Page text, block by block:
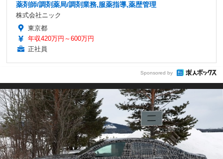
薬剤師/調剤薬局/調剤業務,服薬指導,薬歴管理
株式会社ニック
東京都
年収420万円～600万円
正社員
Sponsored by